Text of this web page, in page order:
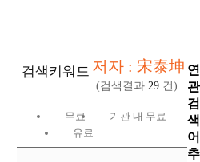
검색키워드 저자 : 宋泰坤
(검색결과 29 건)
무료
기관 내 무료
유료
연
관
검
색
어
추